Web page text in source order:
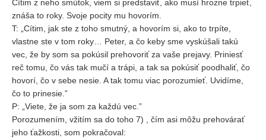
Cítim z neho smútok, viem si predstaviť, ako musí hrozne trpieť,
znáša to roky. Svoje pocity mu hovorím.
T: „Cítim, jak ste z toho smutný, a hovorím si, ako to trpíte,
vlastne ste v tom roky… Peter, a čo keby sme vyskúšali takú
vec, že by som sa pokúsil prehovoriť za vaše prejavy. Priniesť
reč tomu, čo vás tak mučí a trápi, a tak sa pokúsiť poodhaliť, čo
hovorí, čo v sebe nesie. A tak tomu viac porozumieť. Uvidíme,
čo to prinesie.”
P: „Viete, že ja som za každú vec.”
Porozumením, vžitím sa do toho 7) , čím asi môžu prehovárať
jeho ťažkosti, som pokračoval: